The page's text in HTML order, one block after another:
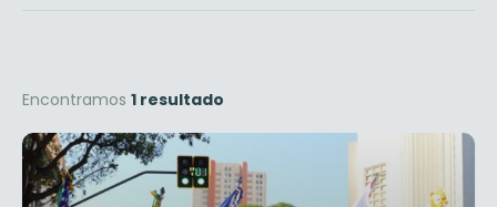
Encontramos 1 resultado